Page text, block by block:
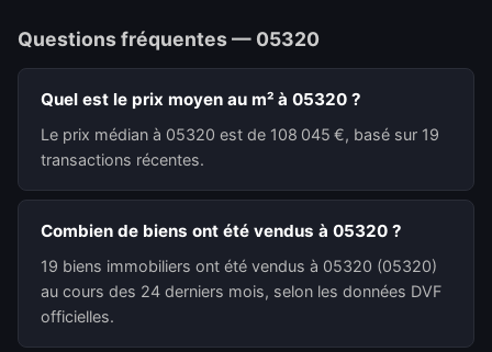
Questions fréquentes — 05320
Quel est le prix moyen au m² à 05320 ?
Le prix médian à 05320 est de 108 045 €, basé sur 19
transactions récentes.
Combien de biens ont été vendus à 05320 ?
19 biens immobiliers ont été vendus à 05320 (05320)
au cours des 24 derniers mois, selon les données DVF
officielles.